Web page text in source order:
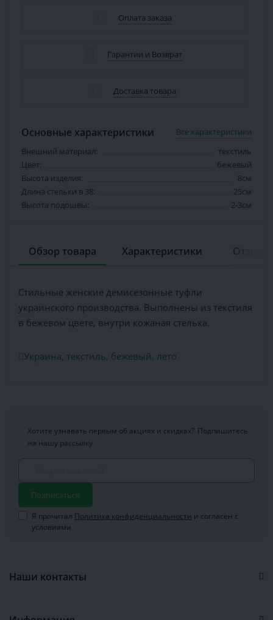
Оплата заказа
Гарантии и Возврат
Доставка товара
Основные характеристики
Все характеристики
Внешний материал:
текстиль
Цвет:
бежевый
Высота изделия:
8см
Длина стельки в 38:
25см
Высота подошвы:
2-3см
Обзор товара Характеристики
Стильные женские демисезонные туфли
украинского производства. Выполнены из текстиля
в бежевом цвете, внутри кожаная стелька.
Украина, текстиль, бежевый, лето
Хотите узнавать первым об акциях и скидках? Подпишитесь
на нашу рассылку
Подписаться
Я прочитал Политика конфиденциальности и согласен с
условиями
Наши контакты